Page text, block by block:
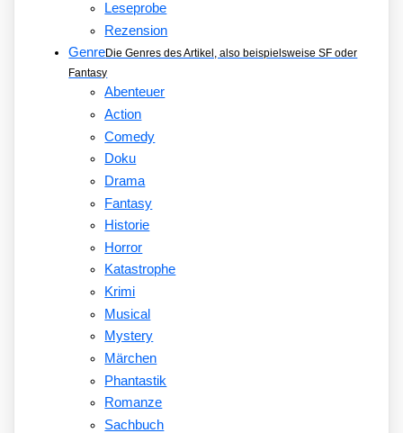
Leseprobe
Rezension
GenreDie Genres des Artikel, also beispielsweise SF oder
Fantasy
Abenteuer
Action
Comedy
Doku
Drama
Fantasy
Historie
Horror
Katastrophe
Krimi
Musical
Mystery
Märchen
Phantastik
Romanze
Sachbuch